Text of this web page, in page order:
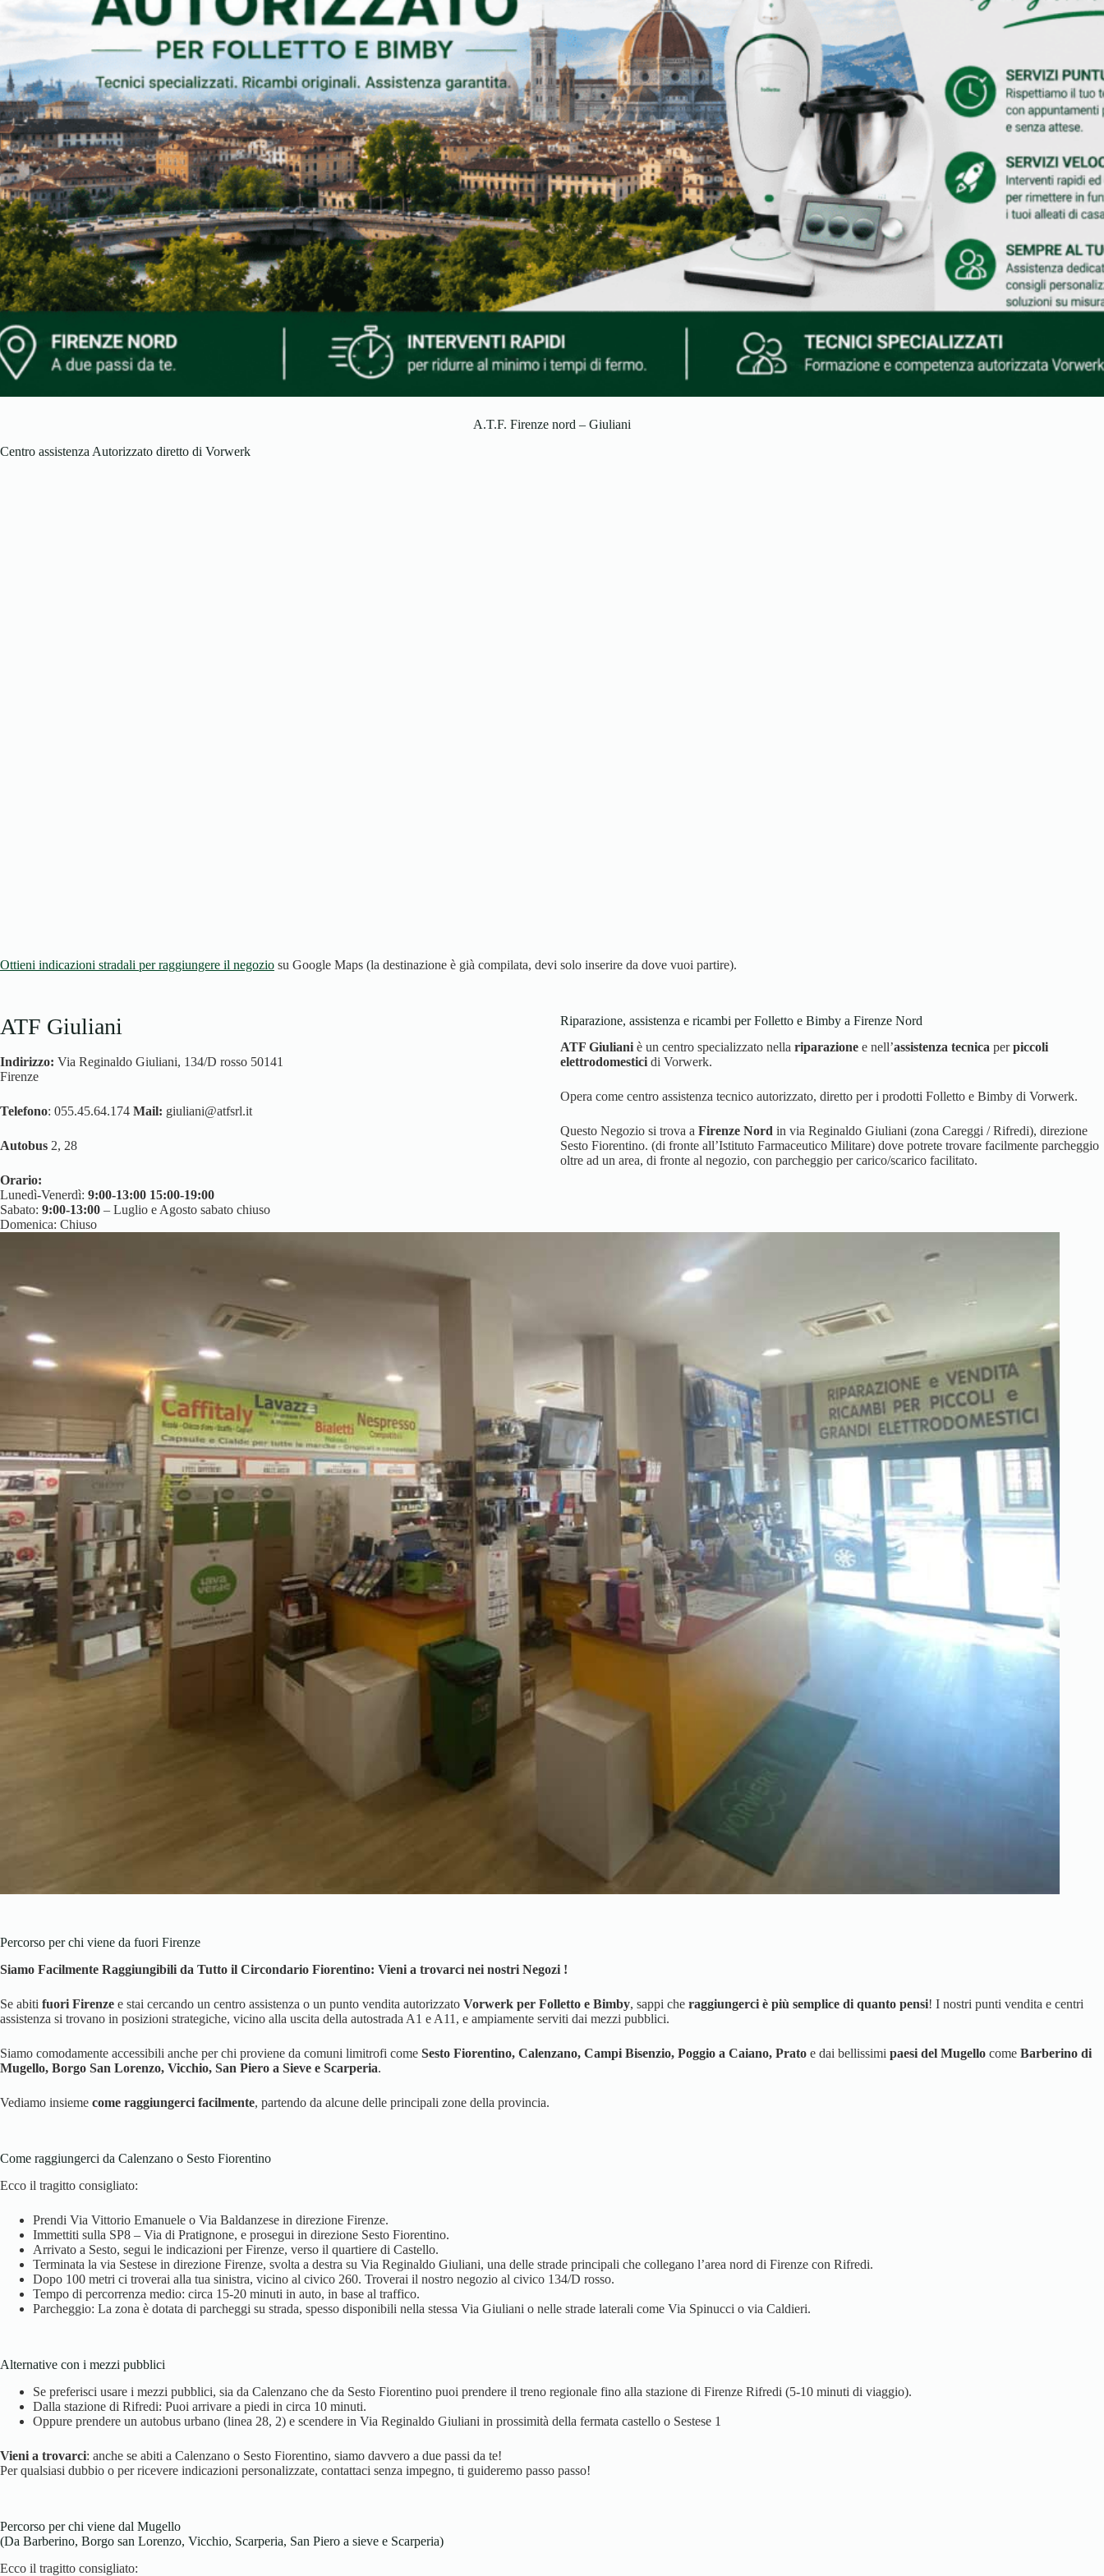
A.T.F. Firenze nord – Giuliani
Centro assistenza Autorizzato diretto di Vorwerk
Ottieni indicazioni stradali per raggiungere il negozio su Google Maps (la destinazione è già compilata, devi solo inserire da dove vuoi partire).
ATF Giuliani
Indirizzo: Via Reginaldo Giuliani, 134/D rosso 50141
Firenze
Telefono: 055.45.64.174 Mail: giuliani@atfsrl.it
Autobus 2, 28
Orario:
Lunedì-Venerdì: 9:00-13:00 15:00-19:00
Sabato: 9:00-13:00 – Luglio e Agosto sabato chiuso
Domenica: Chiuso
Riparazione, assistenza e ricambi per Folletto e Bimby a Firenze Nord
ATF Giuliani è un centro specializzato nella riparazione e nell’assistenza tecnica perpiccoli
elettrodomestici di Vorwerk.
Opera come centro assistenza tecnico autorizzato, diretto per i prodotti Folletto e Bimby di Vorwerk.
Questo Negozio si trova a Firenze Nord in via Reginaldo Giuliani (zona Careggi / Rifredi), direzione
Sesto Fiorentino. (di fronte all’Istituto Farmaceutico Militare) dove potrete trovare facilmente parcheggio
oltre ad un area, di fronte al negozio, con parcheggio per carico/scarico facilitato.
Percorso per chi viene da fuori Firenze
Siamo Facilmente Raggiungibili da Tutto il Circondario Fiorentino: Vieni a trovarci nei nostri Negozi !
Se abiti fuori Firenze e stai cercando un centro assistenza o un punto vendita autorizzato Vorwerk per Folletto e Bimby, sappi che raggiungerci è più semplice di quanto pensi! I nostri punti vendita e centri
assistenza si trovano in posizioni strategiche, vicino alla uscita della autostrada A1 e A11, e ampiamente serviti dai mezzi pubblici.
Siamo comodamente accessibili anche per chi proviene da comuni limitrofi come Sesto Fiorentino, Calenzano, Campi Bisenzio, Poggio a Caiano, Prato e dai bellissimi paesi del Mugello come Barberino di
Mugello, Borgo San Lorenzo, Vicchio, San Piero a Sieve e Scarperia.
Vediamo insieme come raggiungerci facilmente, partendo da alcune delle principali zone della provincia.
Come raggiungerci da Calenzano o Sesto Fiorentino
Ecco il tragitto consigliato:
Prendi Via Vittorio Emanuele o Via Baldanzese in direzione Firenze.
Immettiti sulla SP8 – Via di Pratignone, e prosegui in direzione Sesto Fiorentino.
Arrivato a Sesto, segui le indicazioni per Firenze, verso il quartiere di Castello.
Terminata la via Sestese in direzione Firenze, svolta a destra su Via Reginaldo Giuliani, una delle strade principali che collegano l’area nord di Firenze con Rifredi.
Dopo 100 metri ci troverai alla tua sinistra, vicino al civico 260. Troverai il nostro negozio al civico 134/D rosso.
Tempo di percorrenza medio: circa 15-20 minuti in auto, in base al traffico.
Parcheggio: La zona è dotata di parcheggi su strada, spesso disponibili nella stessa Via Giuliani o nelle strade laterali come Via Spinucci o via Caldieri.
Alternative con i mezzi pubblici
Se preferisci usare i mezzi pubblici, sia da Calenzano che da Sesto Fiorentino puoi prendere il treno regionale fino alla stazione di Firenze Rifredi (5-10 minuti di viaggio).
Dalla stazione di Rifredi: Puoi arrivare a piedi in circa 10 minuti.
Oppure prendere un autobus urbano (linea 28, 2) e scendere in Via Reginaldo Giuliani in prossimità della fermata castello o Sestese 1
Vieni a trovarci: anche se abiti a Calenzano o Sesto Fiorentino, siamo davvero a due passi da te!
Per qualsiasi dubbio o per ricevere indicazioni personalizzate, contattaci senza impegno, ti guideremo passo passo!
Percorso per chi viene dal Mugello
(Da Barberino, Borgo san Lorenzo, Vicchio, Scarperia, San Piero a sieve e Scarperia)
Ecco il tragitto consigliato: